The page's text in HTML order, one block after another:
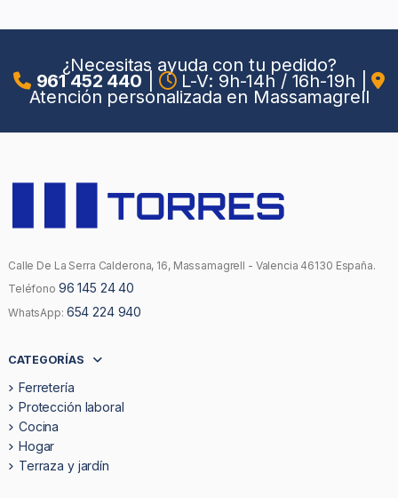
¿Necesitas ayuda con tu pedido?
961 452 440 L-V: 9h-14h / 16h-19h
Atención personalizada en Massamagrell
Calle De La Serra Calderona, 16, Massamagrell - Valencia 46130 España.
Teléfono 96 145 24 40
WhatsApp: 654 224 940
CATEGORÍAS
Ferretería
Protección laboral
Cocina
Hogar
Terraza y jardín